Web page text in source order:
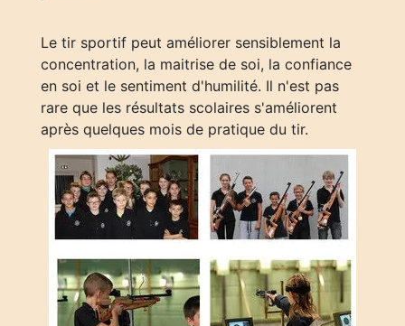
Le tir sportif peut améliorer sensiblement la
concentration, la maitrise de soi, la confiance
en soi et le sentiment d'humilité. Il n'est pas
rare que les résultats scolaires s'améliorent
après quelques mois de pratique du tir.